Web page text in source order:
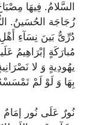
السَّلامُ. فِيهَا
زُجَاجَة الحُسَینُ.
دُرِّىٌّ بَینَ نِسَآءِ
مُبارَكَةٍ إبْرَاهِیمُ
یهُودِیةٍ وَ لا
بِهَا وَ لَوْ لَمْ تَمْسَسْهُ
نُورٌ عَلَى‌ نُور إمَامٌ